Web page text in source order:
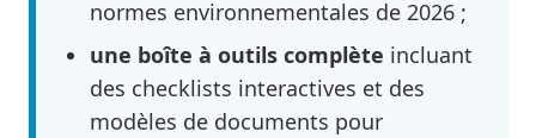
normes environnementales de 2026 ;
une boîte à outils complète incluant
des checklists interactives et des
modèles de documents pour